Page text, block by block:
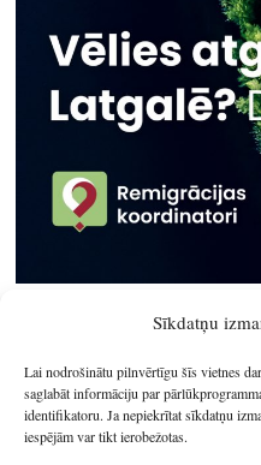
Sīkdatņu
Lai nodrošinātu pilnvērtīgu šīs vietnes
saglabāt informāciju par
identifikatoru. Ja nepiekrītat sīkdatņu
iespējām var tikt ierobežotas.